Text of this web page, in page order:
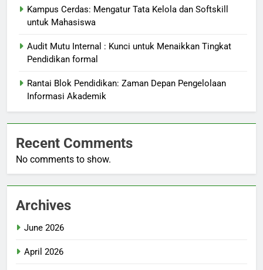
Kampus Cerdas: Mengatur Tata Kelola dan Softskill
untuk Mahasiswa
Audit Mutu Internal : Kunci untuk Menaikkan Tingkat
Pendidikan formal
Rantai Blok Pendidikan: Zaman Depan Pengelolaan
Informasi Akademik
Recent Comments
No comments to show.
Archives
June 2026
April 2026